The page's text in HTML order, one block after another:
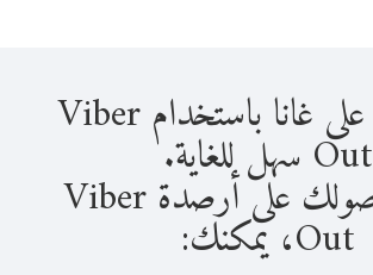
الاتصال على غانا باستخدام Viber
Out سهل للغاية.
بمجرد حصولك على أرصدة Viber
Out، يمكنك: